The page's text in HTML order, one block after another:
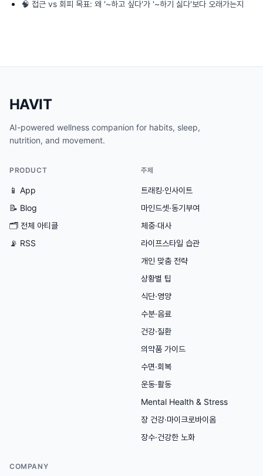
🧠 접근 vs 회피 목표: 왜 '~하고 싶다'가 '~하기 싫다'보다 오래가는지
HAVIT
AI-powered wellness companion for habits, sleep,
nutrition, and movement.
PRODUCT
📱 App
📝 Blog
🗂 전체 아티클
📡 RSS
주제
트래킹·인사이트
마인드셋·동기부여
체중·대사
라이프스타일 습관
개인 맞춤 전략
상황별 팁
식단·영양
수분·음료
건강·질환
의약품 가이드
수면·회복
운동·활동
Mental Health & Stress
장 건강·마이크로바이옴
장수·건강한 노화
COMPANY